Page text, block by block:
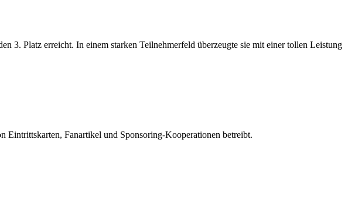
3. Platz erreicht. In einem starken Teilnehmerfeld überzeugte sie mit einer tollen Leistung
Eintrittskarten, Fanartikel und Sponsoring-Kooperationen betreibt.